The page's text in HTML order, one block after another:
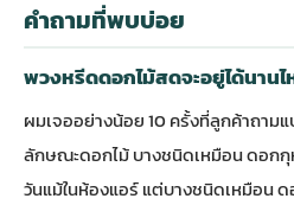
คำถามที่พบบ่อย
พวงหรีดดอกไม้สดจะอยู่ได้นาน
ผมเจออย่างน้อย 10 ครั้งที่ลูกค้าถา
ลักษณะดอกไม้ บางชนิดเหมือน ดอก
วันแม้ในห้องแอร์ แต่บางชนิดเหมือน